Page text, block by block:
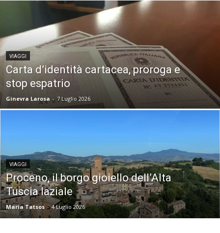
VIAGGI
Carta d’identità cartacea, proroga e
stop espatrio
Ginevra Larosa - 7 Luglio 2026
VIAGGI
Proceno, il borgo gioiello dell’Alta
Tuscia laziale
Maria Tatsos - 4 Luglio 2026